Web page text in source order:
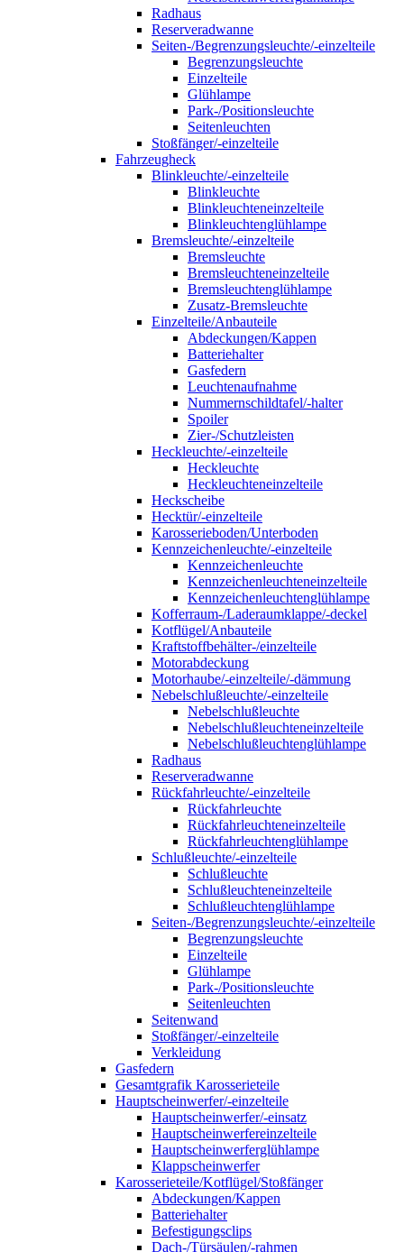
Radhaus
Reserveradwanne
Seiten-/Begrenzungsleuchte/-einzelteile
Begrenzungsleuchte
Einzelteile
Glühlampe
Park-/Positionsleuchte
Seitenleuchten
Stoßfänger/-einzelteile
Fahrzeugheck
Blinkleuchte/-einzelteile
Blinkleuchte
Blinkleuchteneinzelteile
Blinkleuchtenglühlampe
Bremsleuchte/-einzelteile
Bremsleuchte
Bremsleuchteneinzelteile
Bremsleuchtenglühlampe
Zusatz-Bremsleuchte
Einzelteile/Anbauteile
Abdeckungen/Kappen
Batteriehalter
Gasfedern
Leuchtenaufnahme
Nummernschildtafel/-halter
Spoiler
Zier-/Schutzleisten
Heckleuchte/-einzelteile
Heckleuchte
Heckleuchteneinzelteile
Heckscheibe
Hecktür/-einzelteile
Karosserieboden/Unterboden
Kennzeichenleuchte/-einzelteile
Kennzeichenleuchte
Kennzeichenleuchteneinzelteile
Kennzeichenleuchtenglühlampe
Kofferraum-/Laderaumklappe/-deckel
Kotflügel/Anbauteile
Kraftstoffbehälter-/einzelteile
Motorabdeckung
Motorhaube/-einzelteile/-dämmung
Nebelschlußleuchte/-einzelteile
Nebelschlußleuchte
Nebelschlußleuchteneinzelteile
Nebelschlußleuchtenglühlampe
Radhaus
Reserveradwanne
Rückfahrleuchte/-einzelteile
Rückfahrleuchte
Rückfahrleuchteneinzelteile
Rückfahrleuchtenglühlampe
Schlußleuchte/-einzelteile
Schlußleuchte
Schlußleuchteneinzelteile
Schlußleuchtenglühlampe
Seiten-/Begrenzungsleuchte/-einzelteile
Begrenzungsleuchte
Einzelteile
Glühlampe
Park-/Positionsleuchte
Seitenleuchten
Seitenwand
Stoßfänger/-einzelteile
Verkleidung
Gasfedern
Gesamtgrafik Karosserieteile
Hauptscheinwerfer/-einzelteile
Hauptscheinwerfer/-einsatz
Hauptscheinwerfereinzelteile
Hauptscheinwerferglühlampe
Klappscheinwerfer
Karosserieteile/Kotflügel/Stoßfänger
Abdeckungen/Kappen
Batteriehalter
Befestigungsclips
Dach-/Türsäulen/-rahmen